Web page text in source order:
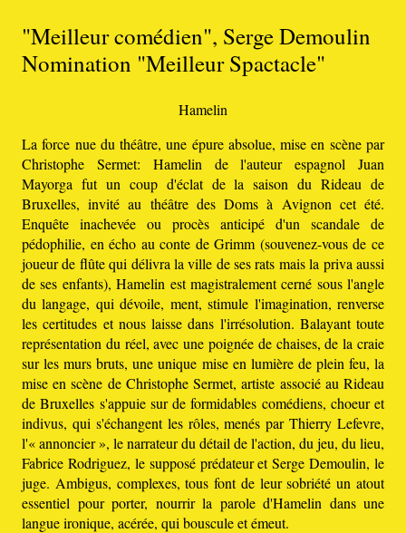
"Meilleur comédien", Serge Demoulin
Nomination "Meilleur Spactacle"
Hamelin
La force nue du théâtre, une épure absolue, mise en scène par
Christophe Sermet: Hamelin de l'auteur espagnol Juan
Mayorga fut un coup d'éclat de la saison du Rideau de
Bruxelles, invité au théâtre des Doms à Avignon cet été.
Enquête inachevée ou procès anticipé d'un scandale de
pédophilie, en écho au conte de Grimm (souvenez-vous de ce
joueur de flûte qui délivra la ville de ses rats mais la priva aussi
de ses enfants), Hamelin est magistralement cerné sous l'angle
du langage, qui dévoile, ment, stimule l'imagination, renverse
les certitudes et nous laisse dans l'irrésolution. Balayant toute
représentation du réel, avec une poignée de chaises, de la craie
sur les murs bruts, une unique mise en lumière de plein feu, la
mise en scène de Christophe Sermet, artiste associé au Rideau
de Bruxelles s'appuie sur de formidables comédiens, choeur et
indivus, qui s'échangent les rôles, menés par Thierry Lefevre,
l'« annoncier », le narrateur du détail de l'action, du jeu, du lieu,
Fabrice Rodriguez, le supposé prédateur et Serge Demoulin, le
juge. Ambigus, complexes, tous font de leur sobriété un atout
essentiel pour porter, nourrir la parole d'Hamelin dans une
langue ironique, acérée, qui bouscule et émeut.